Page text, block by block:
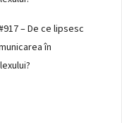
– De ce lipsesc
în